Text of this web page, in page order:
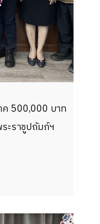
ค 500,000 บาท
ะราชูปถัมภ์ฯ